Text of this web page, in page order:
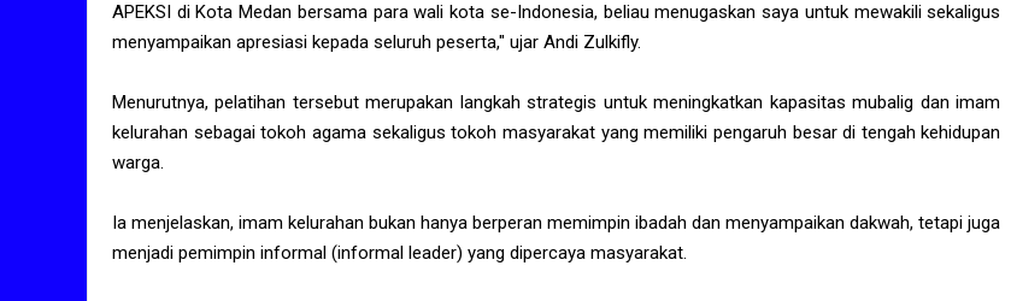
APEKSI di Kota Medan bersama para wali kota se-Indonesia, beliau menugaskan saya untuk mewakili sekaligus
menyampaikan apresiasi kepada seluruh peserta," ujar Andi Zulkifly.
Menurutnya, pelatihan tersebut merupakan langkah strategis untuk meningkatkan kapasitas mubalig dan imam
kelurahan sebagai tokoh agama sekaligus tokoh masyarakat yang memiliki pengaruh besar di tengah kehidupan
warga.
Ia menjelaskan, imam kelurahan bukan hanya berperan memimpin ibadah dan menyampaikan dakwah, tetapi juga
menjadi pemimpin informal (informal leader) yang dipercaya masyarakat.